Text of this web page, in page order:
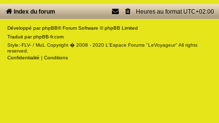
a
g
e
Index du forum Heures au format UTC+02:00
Développé parphpBB® Forum Software © phpBB Limited
Traduit parphpBB-fr.com
Style:-FLV- / MuL Copyright � 2008 - 2020 L'Espace Forums "LeVoyageur" All rights
reserved.
Confidentialité
Conditions